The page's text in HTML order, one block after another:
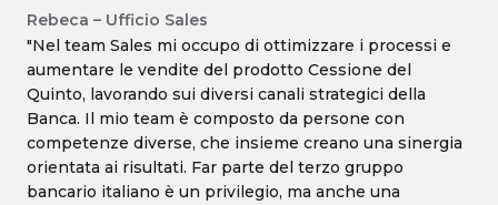
Rebeca – Ufficio Sales
"Nel team Sales mi occupo di ottimizzare i processi e
aumentare le vendite del prodotto Cessione del
Quinto, lavorando sui diversi canali strategici della
Banca. Il mio team è composto da persone con
competenze diverse, che insieme creano una sinergia
orientata ai risultati. Far parte del terzo gruppo
bancario italiano è un privilegio, ma anche una